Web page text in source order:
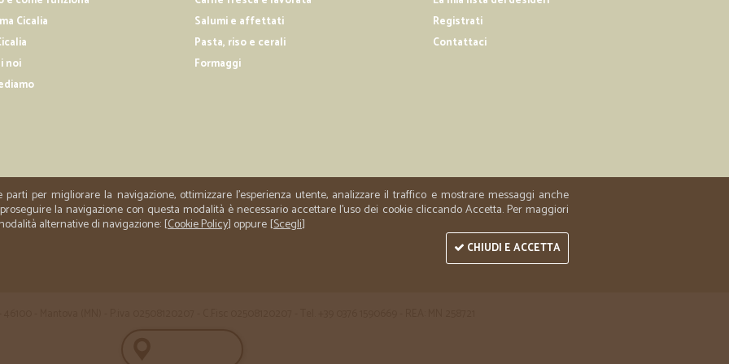
Cicalia
noi
Salumi e affettati
Pasta, riso e cerali
Formaggi
Registrati
Contattaci
per migliorare la navigazione, ottimizzare l'esperienza utente, analizzare il traffico e mostrare messaggi anche
la navigazione con questa modalità è necessario accettare l'uso dei cookie cliccando Accetta. Per maggiori
alternative di navigazione: [Cookie Policy] oppure [Scegli]
CHIUDI E ACCETTA